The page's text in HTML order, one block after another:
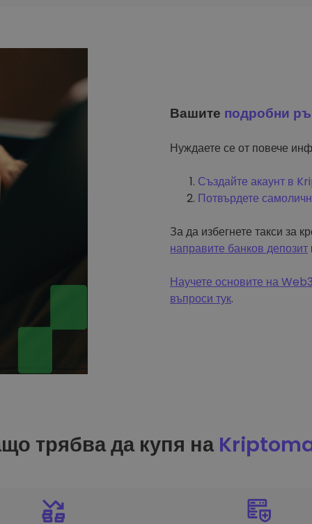
Вашите подробни
Нуждаете се от повече
Създайте акаунт в
Потвърдете
За да избегнете такси за
направите банков депозит
Научете основите на
въпроси тук.
трябва да купя на